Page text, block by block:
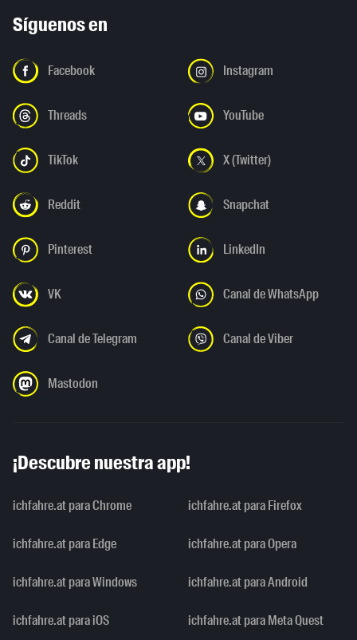
Síguenos en
Facebook Instagram
Threads YouTube
TikTok X (Twitter)
Reddit Snapchat
Pinterest LinkedIn
VK Canal de WhatsApp
Canal de Telegram Canal de Viber
Mastodon
¡Descubre nuestra app!
ichfahre.at para Chrome ichfahre.at para Firefox
ichfahre.at para Edge ichfahre.at para Opera
ichfahre.at para Windows ichfahre.at para Android
ichfahre.at para iOS ichfahre.at para Meta Quest